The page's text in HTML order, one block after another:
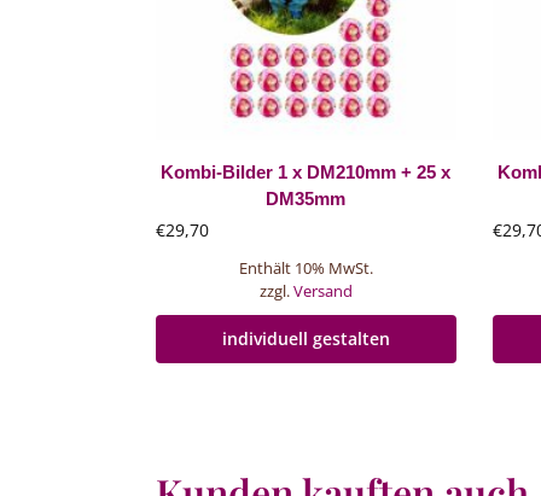
Kombi-Bilder 1 x DM210mm + 25 x
DM35mm
€29,70
Enthält 10% MwSt.
zzgl.Versand
individuell gestalten
€